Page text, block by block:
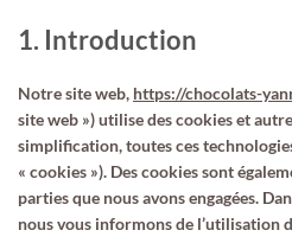
1. Introduction
Notre site web, https://chocolats-
site web ») utilise des cookies et
simplification, toutes ces
« cookies »). Des cookies sont
parties que nous avons engagées.
nous vous informons de l’utilisation